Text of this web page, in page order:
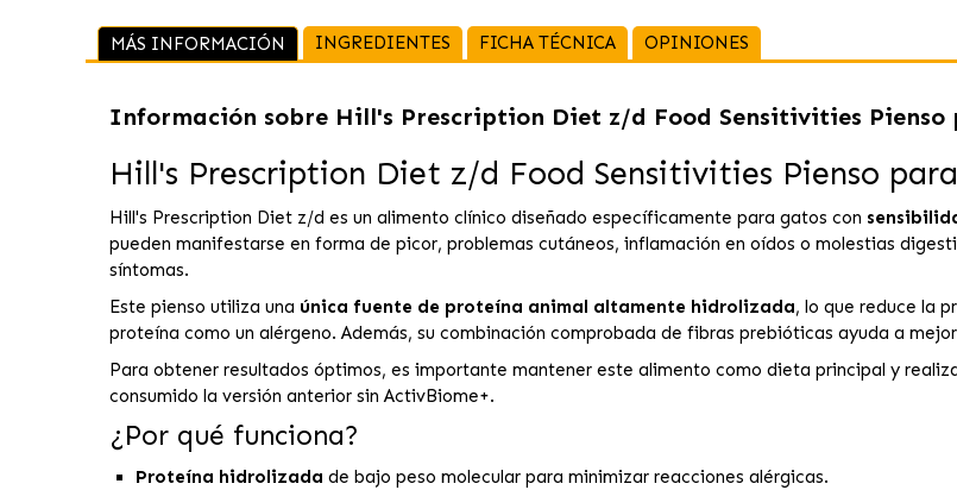
MÁS INFORMACIÓN INGREDIENTES FICHA TÉCNICA OPINIONES
Información sobre Hill's Prescription Diet z/d Food Sensitivities
Hill's Prescription Diet z/d Food Sensitivities Pienso
Hill's Prescription Diet z/d es un alimento clínico diseñado específicamente para gatos con
pueden manifestarse en forma de picor, problemas cutáneos, inflamación en oídos o molestias
síntomas.
Este pienso utiliza una única fuente de proteína animal altamente hidrolizada, lo que reduce la
proteína como un alérgeno. Además, su combinación comprobada de fibras prebióticas ayuda a
Para obtener resultados óptimos, es importante mantener este alimento como dieta principal y
consumido la versión anterior sin ActivBiome+.
¿Por qué funciona?
Proteína hidrolizada de bajo peso molecular para minimizar reacciones alérgicas.